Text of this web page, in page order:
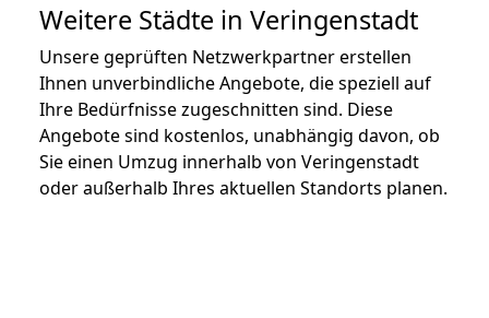
Weitere Städte in Veringenstadt
Unsere geprüften Netzwerkpartner erstellen
Ihnen unverbindliche Angebote, die speziell auf
Ihre Bedürfnisse zugeschnitten sind. Diese
Angebote sind kostenlos, unabhängig davon, ob
Sie einen Umzug innerhalb von Veringenstadt
oder außerhalb Ihres aktuellen Standorts planen.